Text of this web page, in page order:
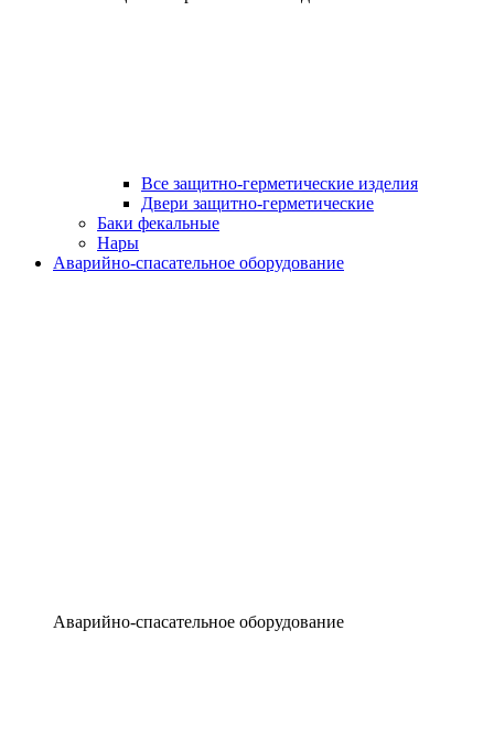
Все защитно-герметические изделия
Двери защитно-герметические
Баки фекальные
Нары
Аварийно-спасательное оборудование
Аварийно-спасательное оборудование